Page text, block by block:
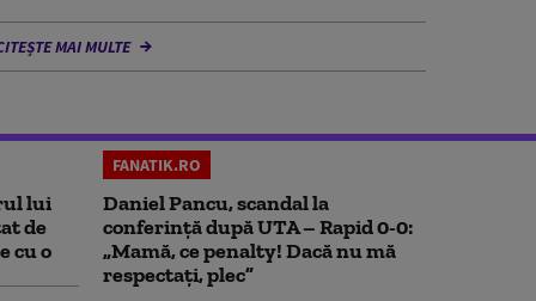
MAI MULTE
lui
de
cu o
FANATIK.RO
Daniel Pancu, scandal la
conferință după UTA – Rapid 0-0:
„Mamă, ce penalty! Dacă nu mă
respectați, plec”